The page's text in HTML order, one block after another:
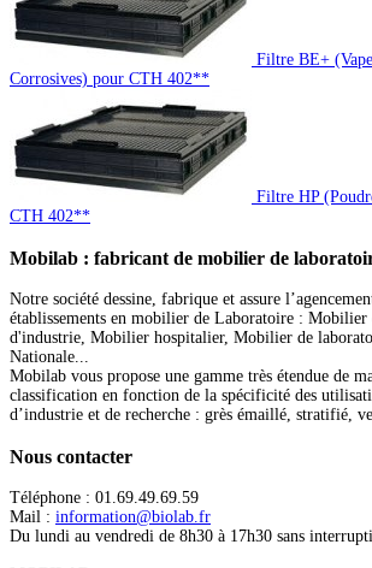
Filtre BE+
Corrosives) pour CTH 402**
Filtre HP
CTH 402**
Mobilab : fabricant de mobilier de
Notre société dessine, fabrique et assure
établissements en mobilier de Laboratoire : Mobilier
d'industrie, Mobilier hospitalier, Mobilier de
Nationale...
Mobilab vous propose une gamme très étendue de
classification en fonction de la spécificité des
d’industrie et de recherche : grès émaillé, stratifié,
Nous contacter
Téléphone : 01.69.49.69.59
Mail : information@biolab.fr
Du lundi au vendredi de 8h30 à 17h30 sans